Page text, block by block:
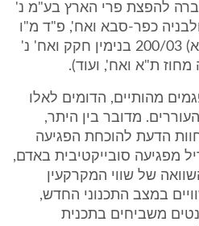
(ע"א 210/88 החברה להפצת פרי הארץ בע"מ נ'
כפר-סבא ואח', פ"ד מ"ו
(4) 627, 643; בעת"מ (ת"א) 200/03 בנימין חקק ואח' נ'
מחוז ת"א ואח', ועוד).
מהותיים, הדומים לאלו
מדובר בין היתר,
הדעת להוכחת הפגיעה
מפגיעה סובייקטיבית באדם,
של שווי המקרקעין
במצב התכנוני החדש,
משביחים בתכנית